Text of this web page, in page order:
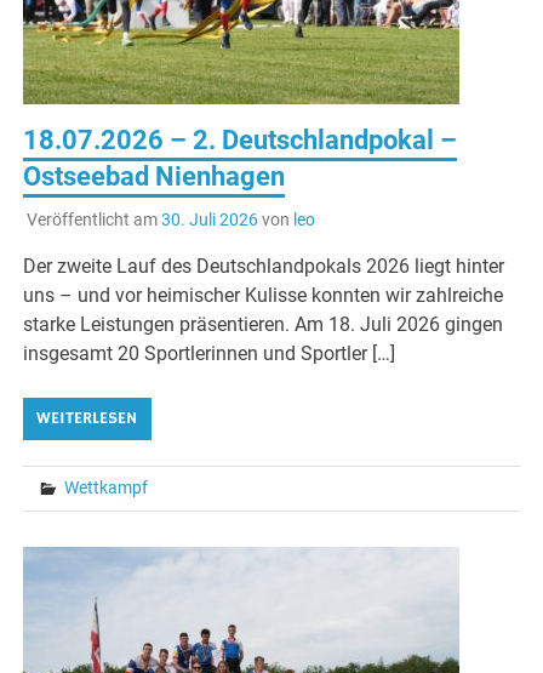
18.07.2026 – 2. Deutschlandpokal –
Ostseebad Nienhagen
Veröffentlicht am30. Juli 2026von leo
Der zweite Lauf des Deutschlandpokals 2026 liegt hinter
uns – und vor heimischer Kulisse konnten wir zahlreiche
starke Leistungen präsentieren. Am 18. Juli 2026 gingen
insgesamt 20 Sportlerinnen und Sportler […]
WEITERLESEN
Wettkampf